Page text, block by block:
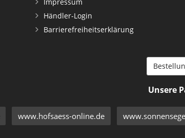
Händler-Login
Barrierefreiheitserklärung
Unsere
www.hofsaess-online.de